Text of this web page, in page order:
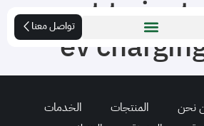
تواصل معنا
cost to
ev
نحن المنتجات
الخدمات